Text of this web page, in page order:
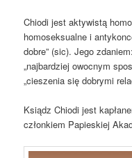
Chiodi jest aktywistą
homoseksualne i
dobre” (sic). Jego
„najbardziej owocnym
„cieszenia się dobrymi
Ksiądz Chiodi jest
członkiem Papieskiej